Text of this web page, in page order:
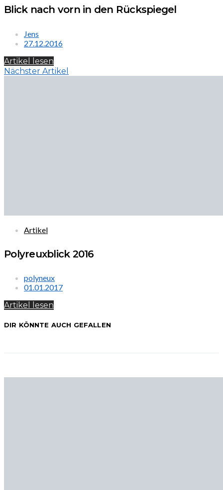
Blick nach vorn in den Rückspiegel
Jens
27.12.2016
Artikel lesen
Nächster Artikel
Artikel
Polyreuxblick 2016
polyneux
01.01.2017
Artikel lesen
DIR KÖNNTE AUCH GEFALLEN